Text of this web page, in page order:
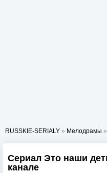
RUSSKIE-SERIALY » Мелодрамы
Сериал Это наши
канале